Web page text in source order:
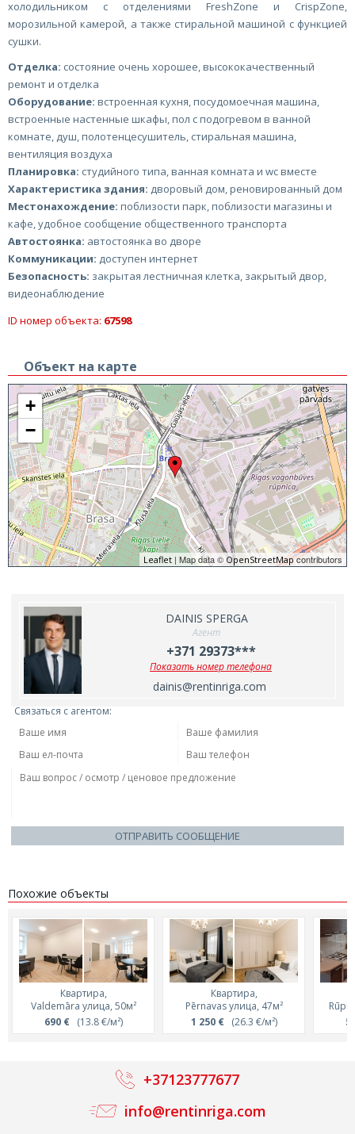
холодильником с отделениями FreshZone и CrispZone,
морозильной камерой, а также стиральной машиной с функцией
сушки.
Отделка: состояние очень хорошее, высококачественный
ремонт и отделка
Оборудование: встроенная кухня, посудомоечная машина,
встроенные настенные шкафы, пол с подогревом в ванной
комнате, душ, полотенцесушитель, стиральная машина,
вентиляция воздуха
Планировка: студийного типа, ванная комната и wc вместе
Характеристика здания: дворовый дом, реновированный дом
Местонахождение: поблизости парк, поблизости магазины и
кафе, удобное сообщение общественного транспорта
Автостоянка: автостоянка во дворе
Коммуникации: доступен интернет
Безопасность: закрытая лестничная клетка, закрытый двор,
видеонаблюдение
ID номер объекта: 67598
Объект на карте
+
−
Leaflet | Map data ©OpenStreetMapcontributors
DAINIS SPERGA
Агент
+371 29373***
Показать номер телефона
dainis@rentinriga.com
Связаться с агентом:
ОТПРАВИТЬ СООБЩЕНИЕ
Похожие объекты
Квартира,
Valdemāra улица, 50м²
690 €(13.8 €/м²)
Квартира,
Pērnavas улица, 47м²
1 250 €(26.3 €/м²)
info@rentinriga.com
+37123777677